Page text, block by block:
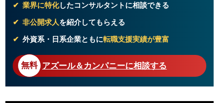
業界に特化したコンサルタントに相談できる
非公開求人を紹介してもらえる
外資系・日系企業ともに転職支援実績が豊富
アズール＆カンパニーに相談する